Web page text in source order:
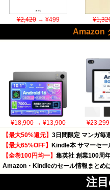
¥2,420→ ¥499
Amazon
¥18,900→ ¥13,900 ¥23,299
【最大50%還元】 3日間限定 マンガ毎
【最大65%OFF】
Kindle本 サマーセー
【全巻100円均一】 集英社 創業100周
Amazon・Kindleのセール情報まとめ
注